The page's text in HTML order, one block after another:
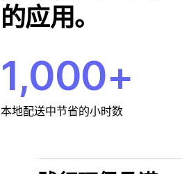
的应用。
1,000+
本地配送中节省的小时数